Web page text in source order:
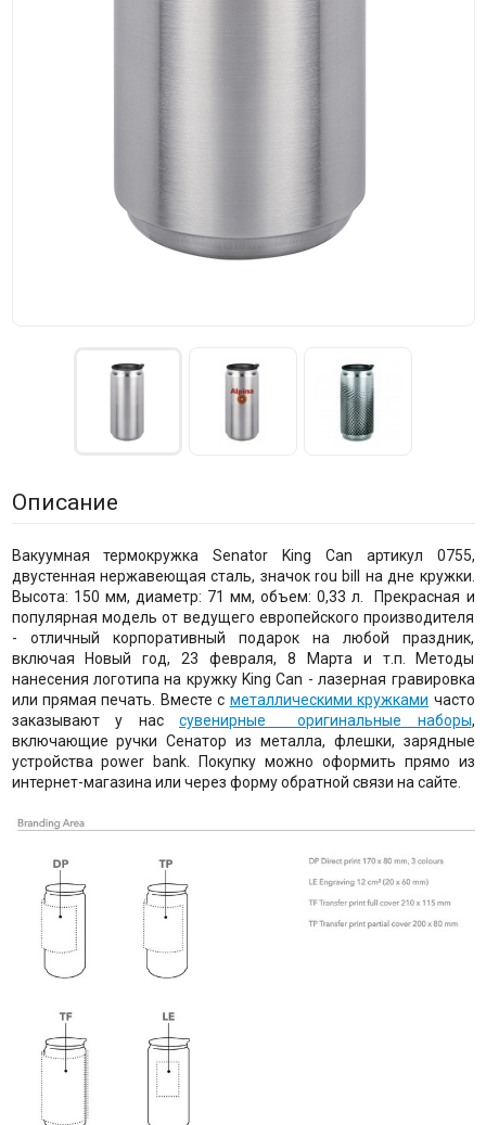
Описание
Вакуумная термокружка Senator King Can артикул 0755,
двустенная нержавеющая сталь, значок rou bill на дне кружки.
Высота: 150 мм, диаметр: 71 мм, объем: 0,33 л. Прекрасная и
популярная модель от ведущего европейского производителя
- отличный корпоративный подарок на любой праздник,
включая Новый год, 23 февраля, 8 Марта и т.п. Методы
нанесения логотипа на кружку King Can - лазерная гравировка
или прямая печать. Вместе с металлическими кружками часто
заказывают у нас сувенирные оригинальные наборы,
включающие ручки Сенатор из металла, флешки, зарядные
устройства power bank. Покупку можно оформить прямо из
интернет-магазина или через форму обратной связи на сайте.